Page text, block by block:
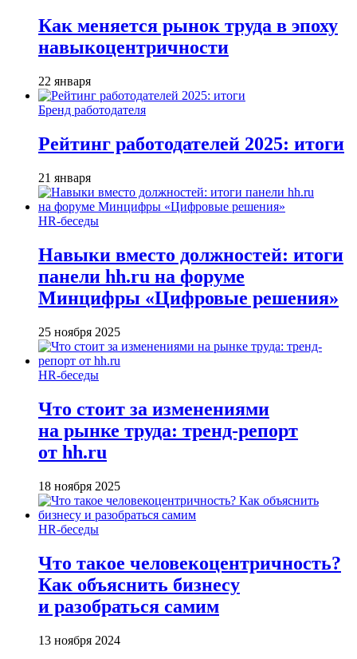
Как меняется рынок труда в эпоху
навыкоцентричности
22 января
Бренд работодателя
Рейтинг работодателей 2025: итоги
21 января
HR-беседы
Навыки вместо должностей: итоги
панели hh.ru на форуме
Минцифры «Цифровые решения»
25 ноября 2025
HR-беседы
Что стоит за изменениями
на рынке труда: тренд-репорт
от hh.ru
18 ноября 2025
HR-беседы
Что такое человеко­центричность?
Как объяснить бизнесу
и разобраться самим
13 ноября 2024